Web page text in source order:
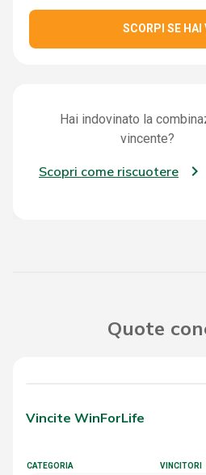
SCORPI SE HAI
Hai indovinato la
vincente?
Scopri come riscuotere
Quote
Vincite WinForLife
CATEGORIA VINCITORI